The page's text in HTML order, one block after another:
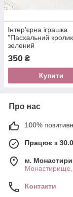
Інтер'єрна іграшка
"Пасхальний
зелений
350 ₴
Купити
Про нас
100%
Працює з
м.
Монастирище,
Контакти